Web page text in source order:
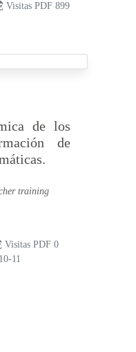
Visitas PDF 899
de los
de
training
Visitas PDF 0
11